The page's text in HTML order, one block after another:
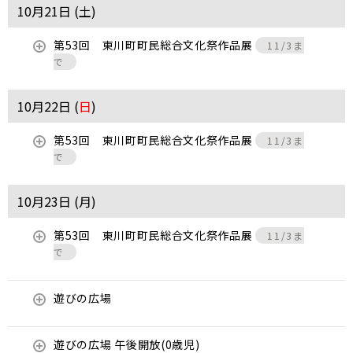
10月21日 (土)
第53回 東川町町民総合文化祭作品展
11/3ま
で
10月22日 (日)
第53回 東川町町民総合文化祭作品展
11/3ま
で
10月23日 (月)
第53回 東川町町民総合文化祭作品展
11/3ま
で
遊びの広場
遊びの広場 午後開放(0歳児)